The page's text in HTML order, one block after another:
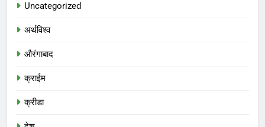
Uncategorized
अर्थविश्व
औरंगाबाद
क्राईम
क्रीडा